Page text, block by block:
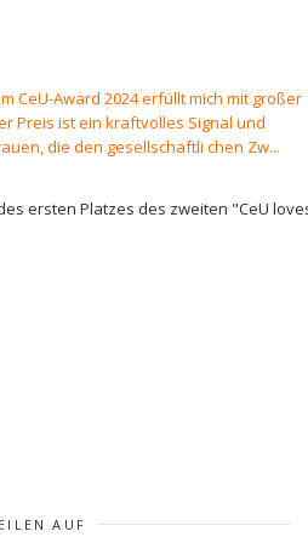
CeU-Award 2024 erfüllt mich mit großer
Preis ist ein kraftvolles Signal und
die den gesellschaftli chen Zw...
ersten Platzes des zweiten "CeU
AUF